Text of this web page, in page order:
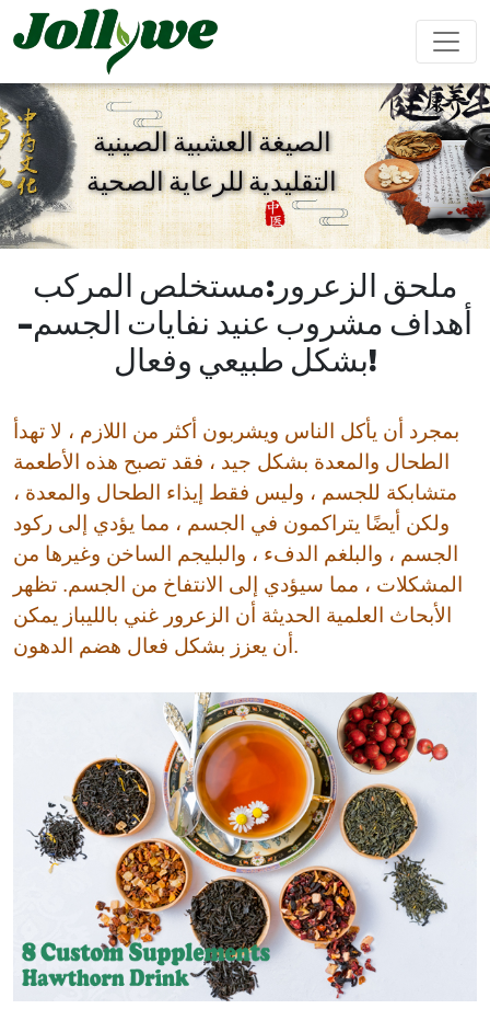
تخفيف
الإمساك
مكمل
غذائي
مكملات
التجميل
تحسين
المناعة
تعزيز
الذكور
المحافظة
على القلب
والأوعية
الدموية
تحسين
النوم
مكملات
غذائية
للأطفال
لزيادة
كعكة إيجيو
حبوب كبسولات مشروب بودرة
مشروب سائل أكياس الشاي حلوى الجيلي
الصيغة العشبية الصينية
التقليدية للرعاية الصحية
ملحق الزعرور:مستخلص المركب
أهداف مشروب عنيد نفايات الجسم–
بشكل طبيعي وفعال!
بمجرد أن يأكل الناس ويشربون أكثر من اللازم ، لا تهدأ
الطحال والمعدة بشكل جيد ، فقد تصبح هذه الأطعمة
متشابكة للجسم ، وليس فقط إيذاء الطحال والمعدة ،
ولكن أيضًا يتراكمون في الجسم ، مما يؤدي إلى ركود
الجسم ، والبلغم الدفء ، والبليجم الساخن وغيرها من
المشكلات ، مما سيؤدي إلى الانتفاخ من الجسم. تظهر
الأبحاث العلمية الحديثة أن الزعرور غني بالليباز يمكن
أن يعزز بشكل فعال هضم الدهون.